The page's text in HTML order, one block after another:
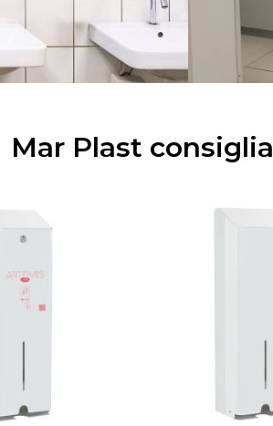
Mar Plast consiglia